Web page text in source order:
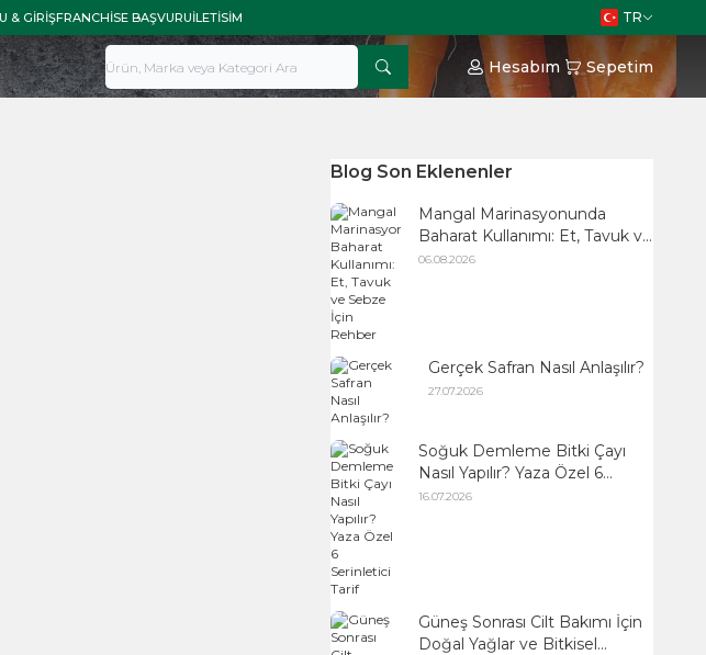
& GIRIŞFRANCHISE BAŞVURUİLETISIM TR
Hesabım Sepetim
Blog Son Eklenenler
Mangal Marinasyonunda
Baharat Kullanımı: Et, Tavuk ve
Sebze İçin Rehber
06.08.2026
Gerçek Safran Nasıl Anlaşılır?
27.07.2026
Soğuk Demleme Bitki Çayı
Nasıl Yapılır? Yaza Özel 6
Serinletici Tarif
16.07.2026
Güneş Sonrası Cilt Bakımı İçin
Doğal Yağlar ve Bitkisel